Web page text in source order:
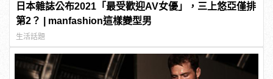
日本雜誌公布2021「最受歡迎AV女優」，三上悠亞僅排
第2？ | manfashion這樣變型男
生活話題